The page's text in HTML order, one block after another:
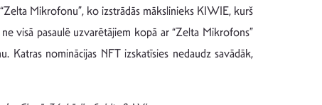
Mikrofonu”, ko izstrādās mākslinieks KIWIE, kurš
visā pasaulē uzvarētājiem kopā ar “Zelta Mikrofons”
nominācijas NFT izskatīsies nedaudz savādāk,